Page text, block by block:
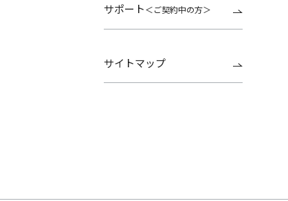
サポート＜ご契約中の方＞
サイトマップ